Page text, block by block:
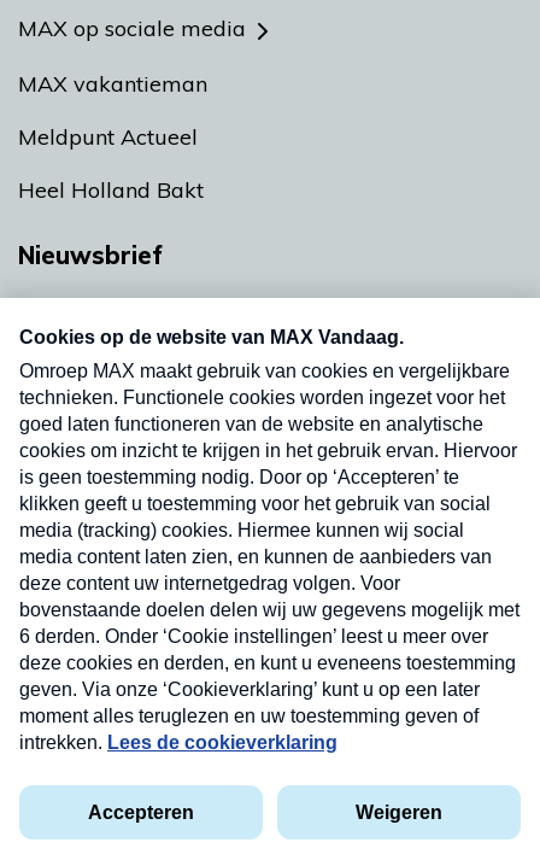
MAX op sociale media
MAX vakantieman
Meldpunt Actueel
Heel Holland Bakt
Nieuwsbrief
nieuwsbrief. Elke vrijdag- en dinsdagochtend in
uw mailbox.
Verzend
Privacyverklaring
Cookieverklaring
Kwetsbaarheid melden
Nieuwsbrief
Neem hier een gratis abonnement op onze
nieuwsbrief. Elke vrijdag- en dinsdagochtend in uw